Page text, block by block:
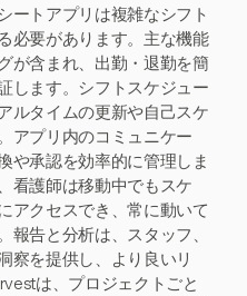
ートアプリは複雑なシフト
必要があります。主な機能
が含まれ、出勤・退勤を簡
します。シフトスケジュー
ルタイムの更新や自己スケ
アプリ内のコミュニケー
や承認を効率的に管理しま
看護師は移動中でもスケ
アクセスでき、常に動いて
報告と分析は、スタッフ、
察を提供し、より良いリ
は、プロジェクトごと